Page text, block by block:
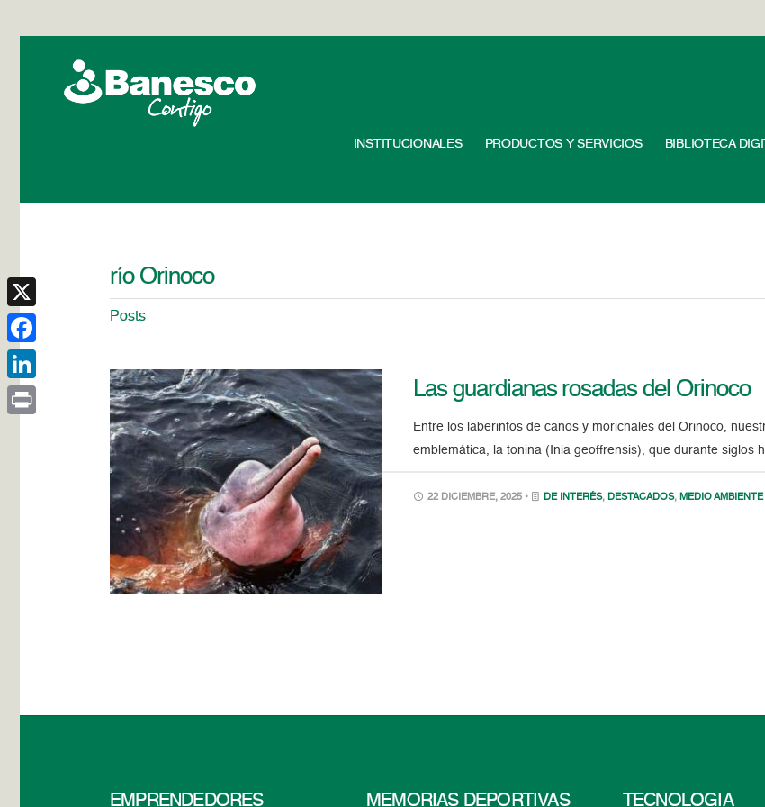
INSTITUCIONALES PRODUCTOS Y SERVICIOS BIBLIOTECA
río Orinoco
Posts
Las guardianas rosadas del Orinoco
Entre los laberintos de caños y morichales del Orinoco,
emblemática, la tonina (Inia geoffrensis), que durante siglos
22 DICIEMBRE, 2025 • DE INTERÉS, DESTACADOS, MEDIO AMBIENTE
EMPRENDEDORES MEMORIAS DEPORTIVAS TECNOLOGÍA
X
Facebook
LinkedIn